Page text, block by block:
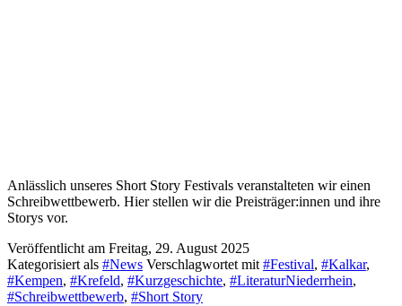
Anlässlich unseres Short Story Festivals veranstalteten wir einen
Schreibwettbewerb. Hier stellen wir die Preisträger:innen und ihre
Storys vor.
Veröffentlicht am Freitag, 29. August 2025
Kategorisiert als #News Verschlagwortet mit #Festival, #Kalkar,
#Kempen, #Krefeld, #Kurzgeschichte, #LiteraturNiederrhein,
#Schreibwettbewerb, #Short Story